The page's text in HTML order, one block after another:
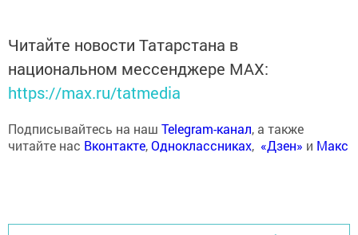
Читайте новости Татарстана в
национальном мессенджере MАХ:
https://max.ru/tatmedia
Подписывайтесь на наш Telegram-канал, а также
читайте нас Вконтакте,Одноклассниках, «Дзен» и Макс